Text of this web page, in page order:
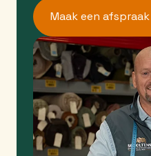
Maak een afspraak